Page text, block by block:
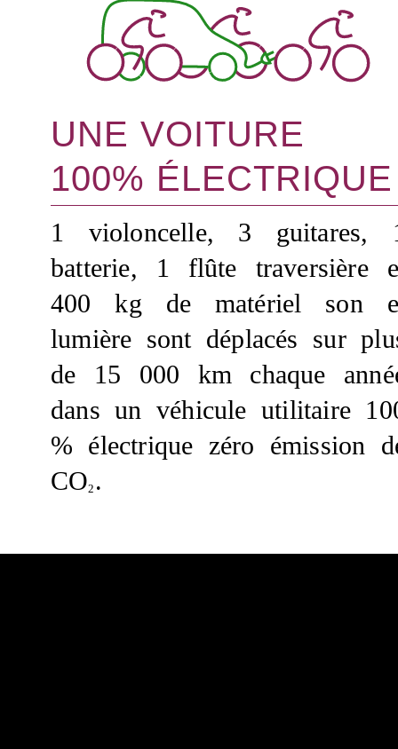
UNE VOITURE
100% ÉLECTRIQUE
1 violoncelle, 3 guitares,
batterie, 1 flûte traversière
400 kg de matériel son
lumière sont déplacés sur
de 15 000 km chaque
dans un véhicule utilitaire
% électrique zéro émission
CO2 .